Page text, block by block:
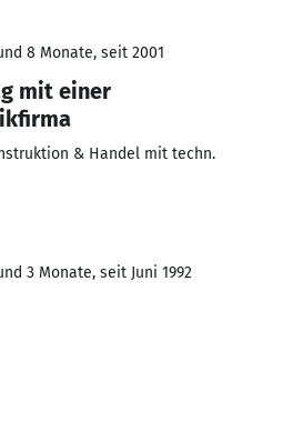
8 Monate, seit 2001
mit einer
& Handel mit techn.
3 Monate, seit Juni 1992